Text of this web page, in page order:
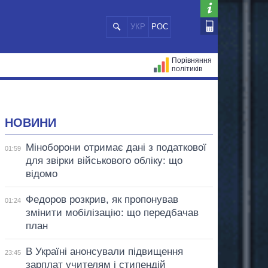
УКР РОС
Порівняння
політиків
НОВИНИ
01:59
Міноборони отримає дані з податкової
для звірки військового обліку: що
відомо
01:24
Федоров розкрив, як пропонував
змінити мобілізацію: що передбачав
план
23:45
В Україні анонсували підвищення
зарплат учителям і стипендій